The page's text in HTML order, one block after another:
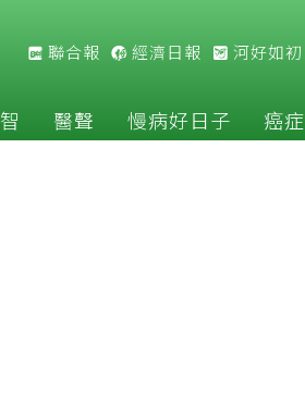
聯合報 經濟日報 河好如初
醫聲 慢病好日子 癌症